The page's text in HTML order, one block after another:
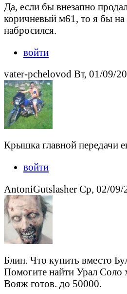
Да, если бы внезапно
коричневый м61, то я бы на
набросился.
войти
vater-pchelovod Вт, 01/09/
Крышка главной передачи
войти
AntoniGutslasher Ср, 02/09/
Блин. Что купить вместо
Помогите найти Урал
Вояж готов. до 50000.